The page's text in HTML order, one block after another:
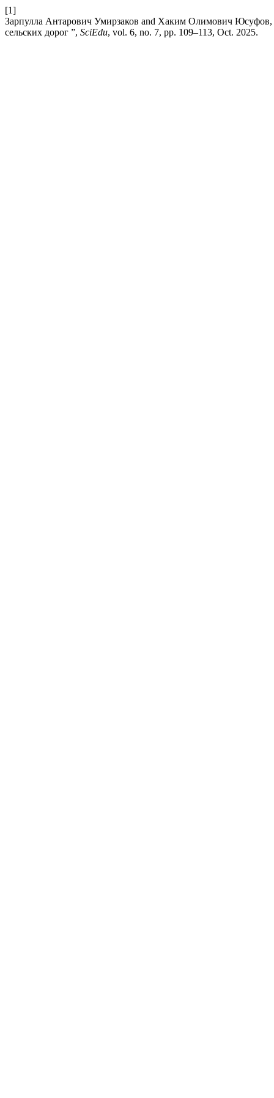
[1]
Зарпулла Антарович Умирзаков and Хаким Олимович
сельских дорог ”, SciEdu, vol. 6, no. 7, pp. 109–113, Oct. 2025.